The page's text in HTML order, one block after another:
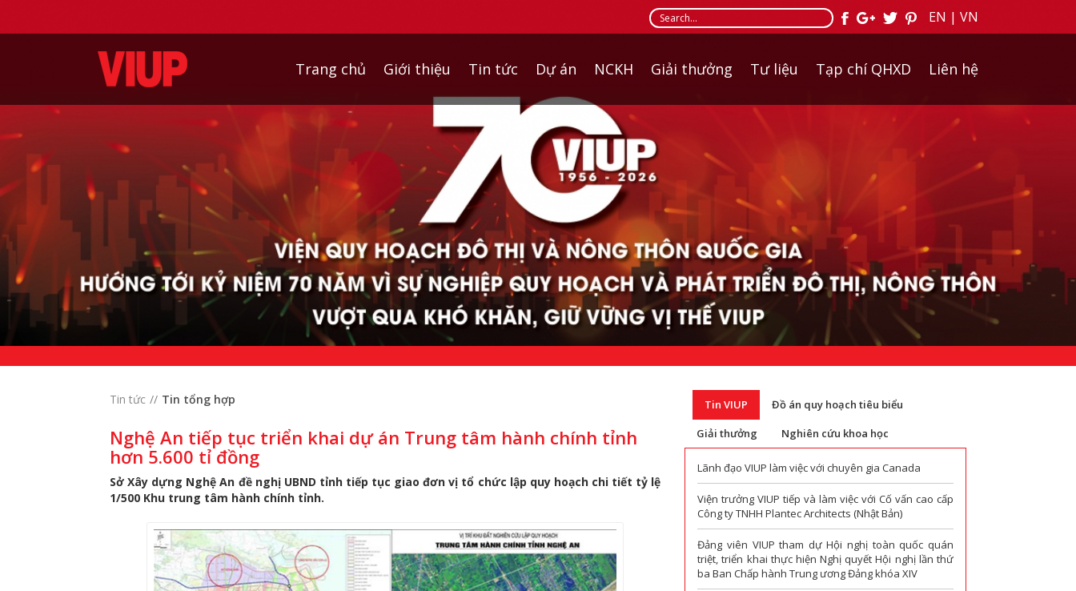
EN | VN
Trang chủ Giới thiệu Tin tức Dự án NCKH Giải thưởng Tư liệu Tạp chí QHXD Liên hệ
Tin tức Tin tổng hợp
Nghệ An tiếp tục triển khai dự án Trung tâm hành chính tỉnh
hơn 5.600 tỉ đồng
Sở Xây dựng Nghệ An đề nghị UBND tỉnh tiếp tục giao đơn vị tổ chức lập quy hoạch chi tiết tỷ lệ
1/500 Khu trung tâm hành chính tỉnh.
Tin VIUP
Đồ án quy hoạch tiêu biểu
Giải thưởng
Nghiên cứu khoa học
Lãnh đạo VIUP làm việc với chuyên gia Canada
Viện trưởng VIUP tiếp và làm việc với Cố vấn cao cấp
Công ty TNHH Plantec Architects (Nhật Bản)
Đảng viên VIUP tham dự Hội nghị toàn quốc quán
triệt, triển khai thực hiện Nghị quyết Hội nghị lần thứ
ba Ban Chấp hành Trung ương Đảng khóa XIV